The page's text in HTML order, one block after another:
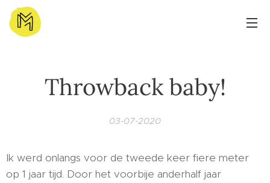
Throwback baby!
03-07-2020
Ik werd onlangs voor de tweede keer fiere meter
op 1 jaar tijd. Door het voorbije anderhalf jaar